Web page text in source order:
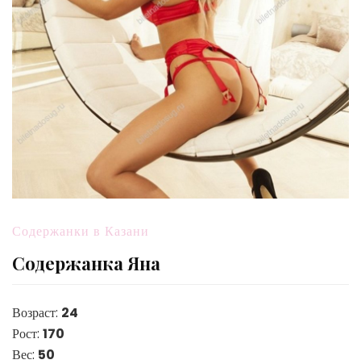
Содержанки в Казани
Содержанка Яна
Возраст: 24
Рост: 170
Вес: 50